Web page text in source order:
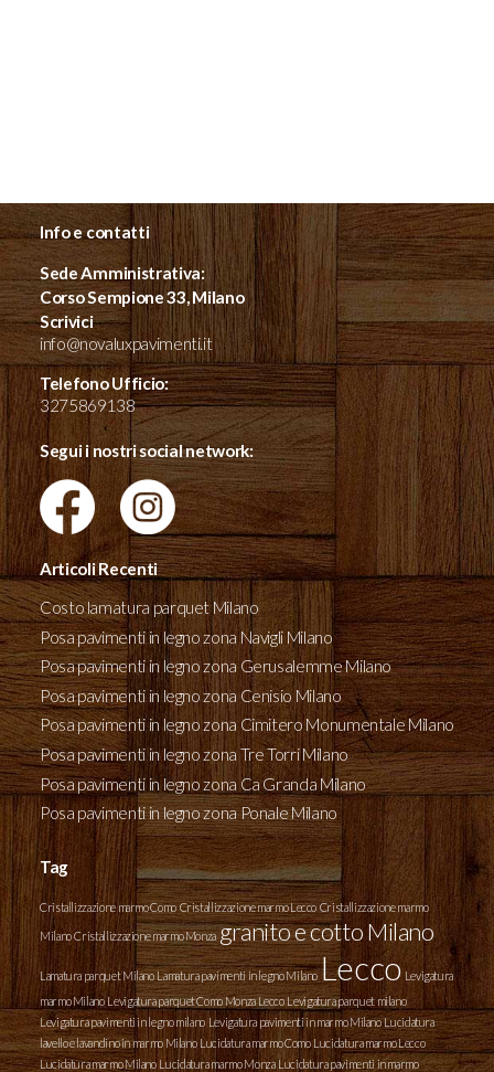
Info e contatti
Sede Amministrativa:
Corso Sempione 33, Milano
Scrivici
info@novaluxpavimenti.it
Telefono Ufficio:
3275869138
Segui i nostri social network:
Articoli Recenti
Costo lamatura parquet Milano
Posa pavimenti in legno zona Navigli Milano
Posa pavimenti in legno zona Gerusalemme Milano
Posa pavimenti in legno zona Cenisio Milano
Posa pavimenti in legno zona Cimitero Monumentale Milano
Posa pavimenti in legno zona Tre Torri Milano
Posa pavimenti in legno zona Ca Granda Milano
Posa pavimenti in legno zona Ponale Milano
Tag
Cristallizzazione marmo Como Cristallizzazione marmo Lecco Cristallizzazione marmo
Milano Cristallizzazione marmo Monza granito e cotto Milano
Lamatura parquet Milano Lamatura pavimenti in legno Milano Lecco Levigatura
marmo Milano Levigatura parquet Como Monza Lecco Levigatura parquet milano
Levigatura pavimenti in legno milano Levigatura pavimenti in marmo Milano Lucidatura
lavello e lavandino in marmo Milano Lucidatura marmo Como Lucidatura marmo Lecco
Lucidatura marmo Milano Lucidatura marmo Monza Lucidatura pavimenti in marmo